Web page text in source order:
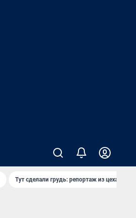
Тут сделали грудь: репортаж из цеха